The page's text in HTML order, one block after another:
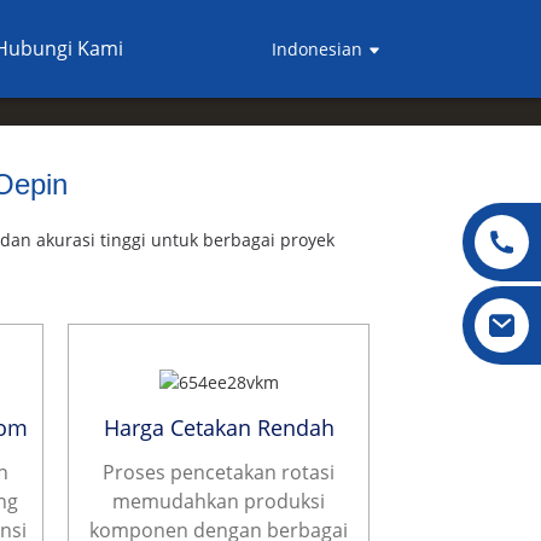
Kami Indonesian
akurasi tinggi untuk berbagai proyek
Harga Cetakan Rendah
Proses pencetakan rotasi
memudahkan produksi
komponen dengan berbagai